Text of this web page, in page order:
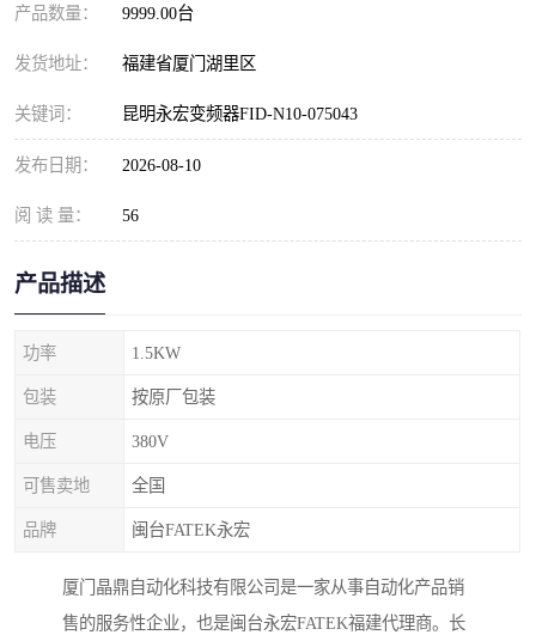
产品数量： 9999.00台
发货地址： 福建省厦门湖里区
关键词： 昆明永宏变频器FID-N10-075043
发布日期： 2026-08-10
阅 读 量： 56
产品描述
功率 1.5KW
包装 按原厂包装
电压 380V
可售卖地 全国
品牌 闽台FATEK永宏
厦门晶鼎自动化科技有限公司是一家从事自动化产品销
售的服务性企业，也是闽台永宏FATEK福建代理商。长